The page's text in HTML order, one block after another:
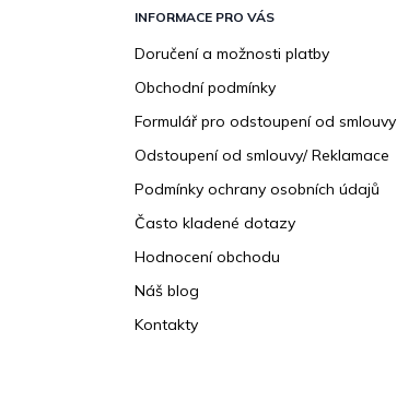
INFORMACE PRO VÁS
Doručení a možnosti platby
Obchodní podmínky
Formulář pro odstoupení od smlouvy
Odstoupení od smlouvy/ Reklamace
Podmínky ochrany osobních údajů
Často kladené dotazy
Hodnocení obchodu
Náš blog
Kontakty